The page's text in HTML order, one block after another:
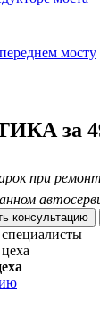
мосту
за
при
консультацию